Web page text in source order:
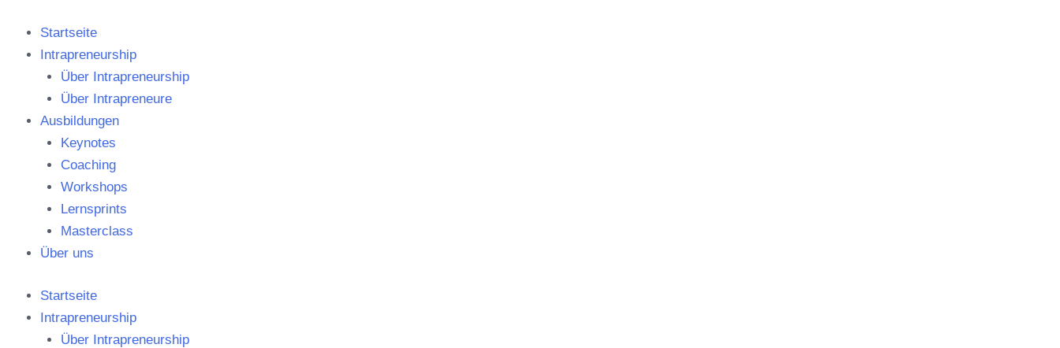
Inhalt
springen
Startseite
Intrapreneurship
Über Intrapreneurship
Über Intrapreneure
Ausbildungen
Keynotes
Coaching
Workshops
Lernsprints
Masterclass
Über uns
Startseite
Intrapreneurship
Über Intrapreneurship